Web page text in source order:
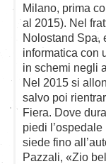
Milano, prima
al 2015). Nel
Nolostand Spa,
informatica con
in schemi negli
Nel 2015 si
salvo poi
Fiera. Dove
piedi
siede fino
Pazzali, «Zio